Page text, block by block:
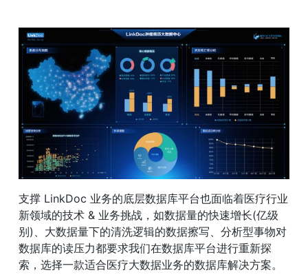
支撑 LinkDoc 业务的底层数据库平台也面临着医疗行业
新领域的技术 & 业务挑战，如数据量的快速增长(亿级
别)、大数据量下的清洗逻辑的数据擦写、分析型事物对
数据库的读压力都要求我们在数据库平台进行重新探
索，选择一款适合医疗大数据业务的数据库解决方案。